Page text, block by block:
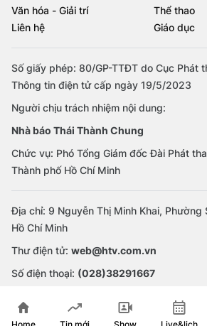
Văn hóa - Giải trí
Thể thao
Liên hệ
Giáo dục
Số giấy phép: 80/GP-TTĐT do Cục Phát
Thông tin điện tử cấp ngày 19/5/2023
Người chịu trách nhiệm nội dung:
Nhà báo Thái Thành Chung
Chức vụ: Phó Tổng Giám đốc Đài Phát
Thành phố Hồ Chí Minh
Địa chỉ: 9 Nguyễn Thị Minh Khai, Phường
Hồ Chí Minh
Thư điện tử: web@htv.com.vn
Số điện thoại: (028)38291667